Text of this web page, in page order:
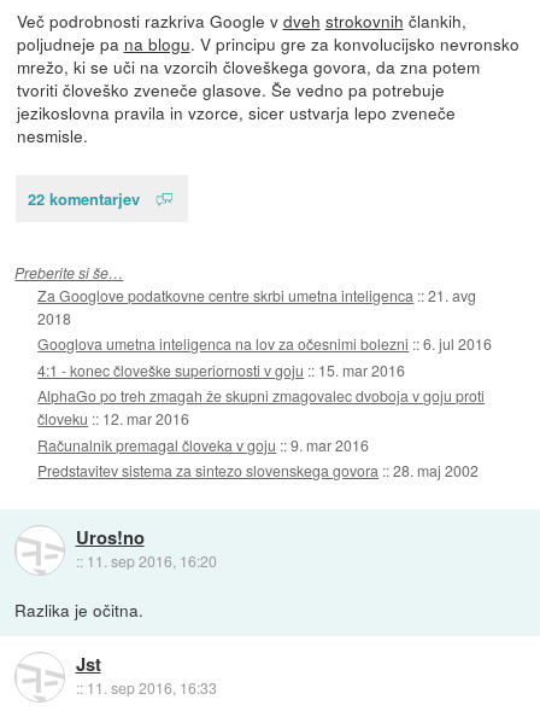
Več podrobnosti razkriva Google v dveh strokovnih člankih,
poljudneje pa na blogu. V principu gre za konvolucijsko nevronsko
mrežo, ki se uči na vzorcih človeškega govora, da zna potem
tvoriti človeško zveneče glasove. Še vedno pa potrebuje
jezikoslovna pravila in vzorce, sicer ustvarja lepo zveneče
nesmisle.
22 komentarjev
Preberite si še…
Za Googlove podatkovne centre skrbi umetna inteligenca ::21. avg
2018
Googlova umetna inteligenca na lov za očesnimi bolezni ::6. jul 2016
4:1 - konec človeške superiornosti v goju :: 15. mar 2016
AlphaGo po treh zmagah že skupni zmagovalec dvoboja v goju proti
človeku :: 12. mar 2016
Računalnik premagal človeka v goju ::9. mar 2016
Predstavitev sistema za sintezo slovenskega govora ::28. maj 2002
Uros!no
:: 11. sep 2016, 16:20
Razlika je očitna.
Jst
:: 11. sep 2016, 16:33